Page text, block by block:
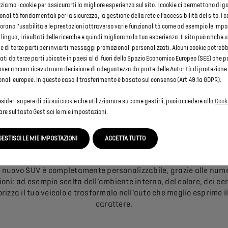
TANTE MOTORIZZAZIONI FRA CUI SCEGLIERE
dall’allestimento selezionato, puoi scegliere tra
e motorizzazione ibrida plug-in PLUG-IN HYBRID con motore
fino a 360 CV e trazione integrale. Per assicurare il
il veicolo è dotato di cambio automatico a 8 rapporti, comune
IL DESIGN DI INTERNI ED ESTERNI COME LO DESIDERI
nuovo SUV è completamente personalizzabile, grazie alle
ad esempio scelta dell’ambiente interno, del colore, dei
il tuo veicolo e trasformalo nell’auto che meglio esprime
carattere.
i cookie per assicurarti la migliore esperienza sul sito. I cookie ci permettono di
fondamentali per la sicurezza, la gestione della rete e l’accessibilità del sito. I
l’usabilità e le prestazioni attraverso varie funzionalità come ad esempio le
i risultati delle ricerche e quindi migliorano la tua esperienza. Il sito può anche
di terze parti per inviarti messaggi promozionali personalizzati. Alcuni cookie
da terze parti ubicate in paesi al di fuori dello Spazio Economico Europeo (SEE) che
ancora ricevuto una decisione di adeguatezza da parte delle Autorità di
europee. In questo caso il trasferimento è basato sul consenso (Art.49.1a GDPR).
sapere di più sui cookie che utilizziamo e su come gestirli, puoi accedere alla
sul tasto Gestisci le mie impostazioni.
GESTISCI LE MIE IMPOSTAZIONI ACCETTA TUTTO